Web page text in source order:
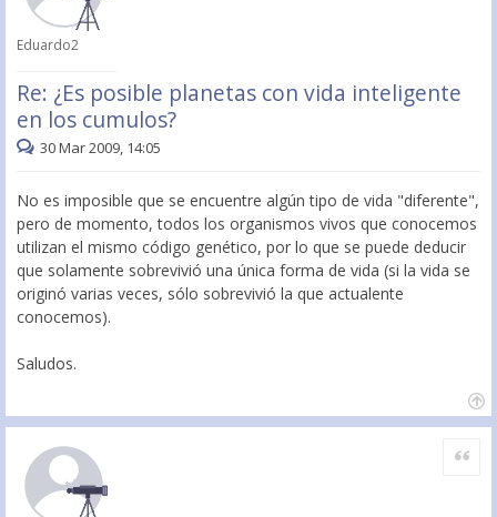
Eduardo2
Re: ¿Es posible planetas con vida inteligente
en los cumulos?
30 Mar 2009, 14:05
No es imposible que se encuentre algún tipo de vida "diferente",
pero de momento, todos los organismos vivos que conocemos
utilizan el mismo código genético, por lo que se puede deducir
que solamente sobrevivió una única forma de vida (si la vida se
originó varias veces, sólo sobrevivió la que actualente
conocemos).
Saludos.
Citar